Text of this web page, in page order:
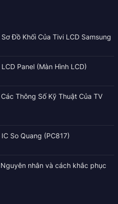
Đồ Khối Của Tivi LCD Samsung
Panel (Màn Hình LCD)
Thông Số Kỹ Thuật Của TV
So Quang (PC817)
nhân và cách khắc phục